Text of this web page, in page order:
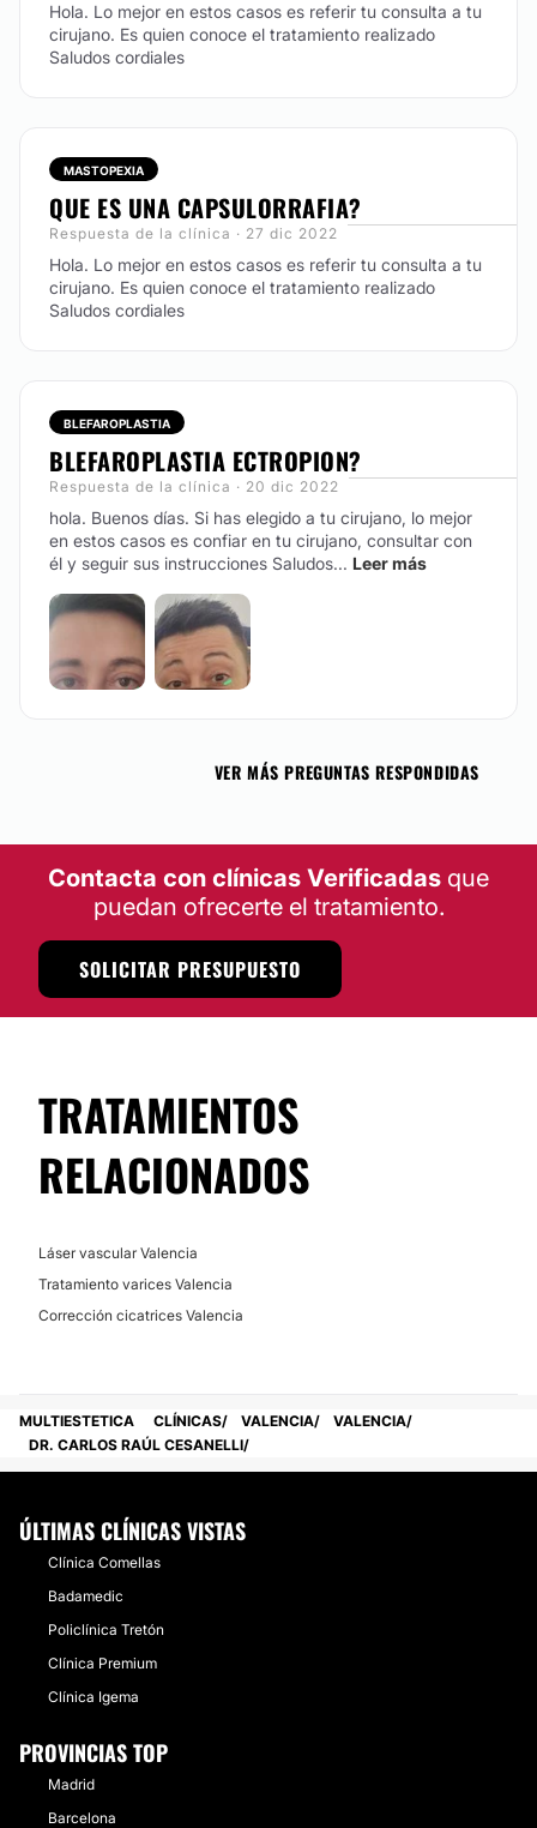
Hola. Lo mejor en estos casos es referir tu consulta a tu
cirujano. Es quien conoce el tratamiento realizado
Saludos cordiales
MASTOPEXIA
QUE ES UNA CAPSULORRAFIA?
Respuesta de la clínica · 27 dic 2022
Hola. Lo mejor en estos casos es referir tu consulta a tu
cirujano. Es quien conoce el tratamiento realizado
Saludos cordiales
BLEFAROPLASTIA
BLEFAROPLASTIA ECTROPION?
Respuesta de la clínica · 20 dic 2022
hola. Buenos días. Si has elegido a tu cirujano, lo mejor
en estos casos es confiar en tu cirujano, consultar con
él y seguir sus instrucciones Saludos... Leer más
VER MÁS PREGUNTAS RESPONDIDAS
Contacta con clínicas Verificadas que
puedan ofrecerte el tratamiento.
SOLICITAR PRESUPUESTO
TRATAMIENTOS
RELACIONADOS
Láser vascular Valencia
Tratamiento varices Valencia
Corrección cicatrices Valencia
MULTIESTETICA CLÍNICAS VALENCIA
VALENCIA
DR. CARLOS RAÚL CESANELLI
ÚLTIMAS CLÍNICAS VISTAS
Clínica Comellas
Badamedic
Policlínica Tretón
Clínica Premium
Clínica Igema
PROVINCIAS TOP
Madrid
Barcelona